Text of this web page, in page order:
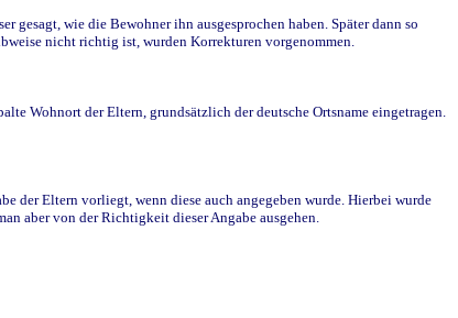
gesagt, wie die Bewohner ihn ausgesprochen haben. Später dann so
nicht richtig ist, wurden Korrekturen vorgenommen.
Wohnort der Eltern, grundsätzlich der deutsche Ortsname eingetragen.
der Eltern vorliegt, wenn diese auch angegeben wurde. Hierbei wurde
aber von der Richtigkeit dieser Angabe ausgehen.